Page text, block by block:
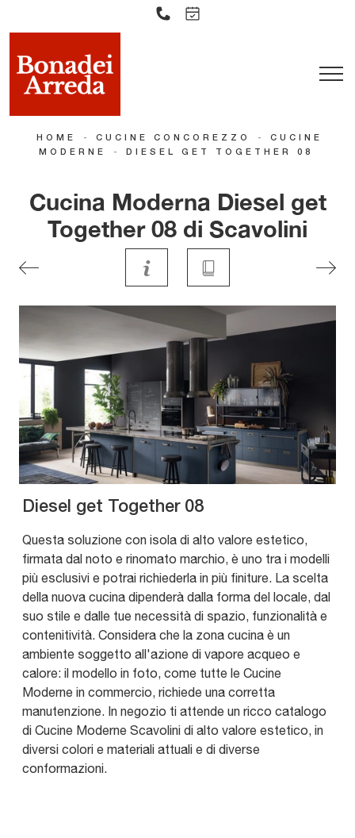
HOME - CUCINE CONCOREZZO -
CUCINE
MODERNE
- DIESEL GET TOGETHER 08
Cucina Moderna Diesel get
Together 08 di Scavolini
Diesel get Together 08
Questa soluzione con isola di alto valore estetico,
firmata dal noto e rinomato marchio, è uno tra i modelli
più esclusivi e potrai richiederla in più finiture. La scelta
della nuova cucina dipenderà dalla forma del locale, dal
suo stile e dalle tue necessità di spazio, funzionalità e
contenitività. Considera che la zona cucina è un
ambiente soggetto all'azione di vapore acqueo e
calore: il modello in foto, come tutte le Cucine
Moderne in commercio, richiede una corretta
manutenzione. In negozio ti attende un ricco catalogo
di Cucine Moderne Scavolini di alto valore estetico, in
diversi colori e materiali attuali e di diverse
conformazioni.